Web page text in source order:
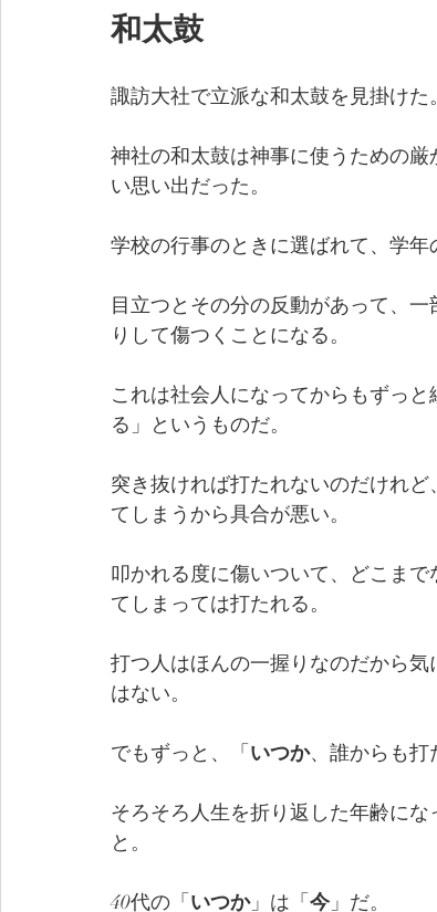
和太鼓
諏訪大社で立派な和太鼓を見掛けた。
神社の和太鼓は神事に使うための
い思い出だった。
学校の行事のときに選ばれて、学年
目立つとその分の反動があって、
りして傷つくことになる。
これは社会人になってからもずっ
る」というものだ。
突き抜ければ打たれないのだけれ
てしまうから具合が悪い。
叩かれる度に傷いついて、どこま
てしまっては打たれる。
打つ人はほんの一握りなのだから
はない。
でもずっと、「 いつか、誰からも打
そろそろ人生を折り返した年齢に
と。
40代の「 いつか」は「 今 」だ。